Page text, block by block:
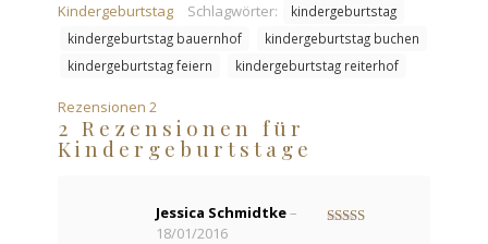
Kindergeburtstag
Schlagwörter:
kindergeburtstag
kindergeburtstag bauernhof
kindergeburtstag buchen
kindergeburtstag feiern
kindergeburtstag reiterhof
Rezensionen 2
2 Rezensionen für
Kindergeburtstage
Jessica Schmidtke–
18/01/2016